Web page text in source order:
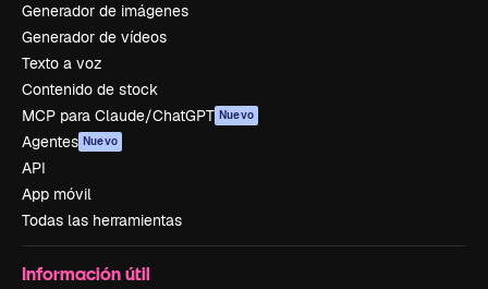
Generador de imágenes
Generador de vídeos
Texto a voz
Contenido de stock
MCP para Claude/ChatGPT Nuevo
Agentes Nuevo
API
App móvil
Todas las herramientas
Información útil